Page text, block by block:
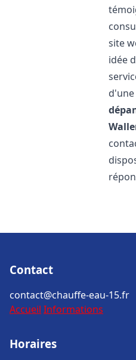
site
idée
d'une
Contact
contact@chauffe-eau-15.fr
Accueil Informations
Horaires